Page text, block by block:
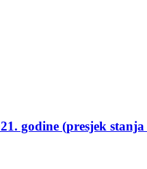
godine (presjek